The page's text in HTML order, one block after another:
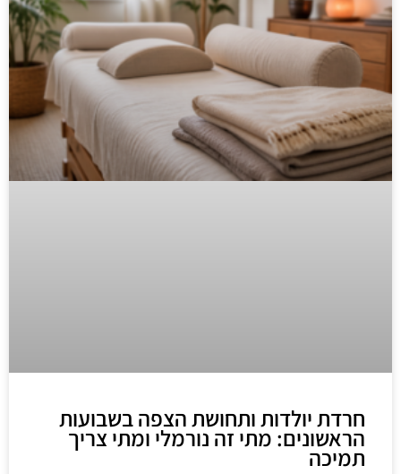
חרדת יולדות ותחושת הצפה בשבועות
הראשונים: מתי זה נורמלי ומתי צריך
תמיכה